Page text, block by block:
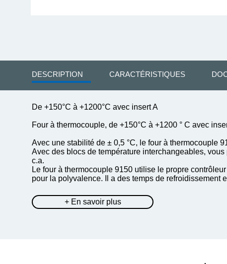
DESCRIPTION CARACTÉRISTIQUES
De +150°C à +1200°C avec insert A
Four à thermocouple, de +150°C à +1200 ° C avec
Avec une stabilité de ± 0,5 °C, le four à thermocouple
Avec des blocs de température interchangeables,
c.a.
Le four à thermocouple 9150 utilise le propre
pour la polyvalence. Il a des temps de refroidissement
+ En savoir plus